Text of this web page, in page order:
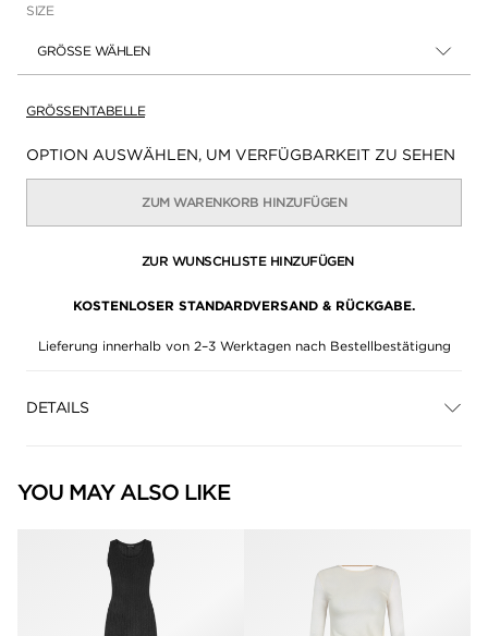
SIZE
GRÖSSE WÄHLEN
GRÖSSENTABELLE
Verfügbarkeit:
OPTION AUSWÄHLEN, UM VERFÜGBARKEIT ZU SEHEN
ZUM WARENKORB HINZUFÜGEN
ZUR WUNSCHLISTE HINZUFÜGEN
KOSTENLOSER STANDARDVERSAND & RÜCKGABE.
Lieferung innerhalb von 2–3 Werktagen nach Bestellbestätigung
DETAILS
YOU MAY ALSO LIKE